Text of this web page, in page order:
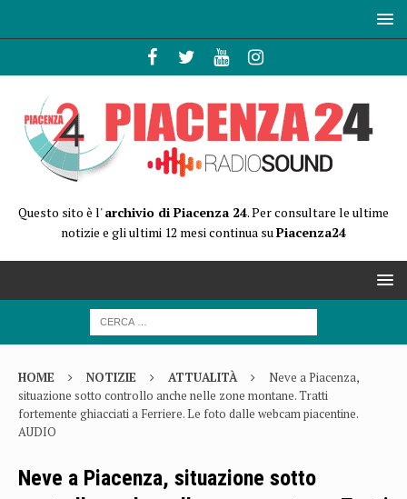
Questo sito è l'archivio di Piacenza 24. Per consultare le ultime
notizie e gli ultimi 12 mesi continua suPiacenza24
HOME NOTIZIE ATTUALITÀ
Neve a Piacenza,
situazione sotto controllo anche nelle zone montane. Tratti
fortemente ghiacciati a Ferriere. Le foto dalle webcam piacentine.
AUDIO
Neve a Piacenza, situazione sotto